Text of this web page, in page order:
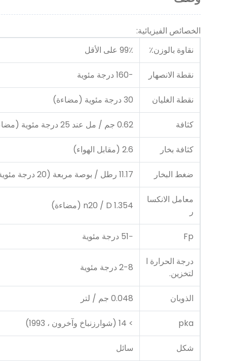
الخصائص الفيزيائية:
نقاوة بالوزن٪
99٪ على الأقل
نقطة الانصهار -160 درجة مئوية
نقطة الغليان 30 درجة مئوية (مضاءة)
كثافة 0.62 جم / مل عند 25 درجة مئوية (مضاءة)
كثافة بخار 2.6 (مقابل الهواء)
ضغط البخار 11.17 رطل / بوصة مربعة (20 درجة مئوية)
معامل الانكسا
ر
n20 / D 1.354 (مضاءة)
Fp −51 درجة مئوية
درجة الحرارة ا
لتخزين.
2-8 درجة مئوية
الذوبان 0.048 جم / لتر
pka > 14 (شوارزنباخ وآخرون ، 1993)
شكل سائل